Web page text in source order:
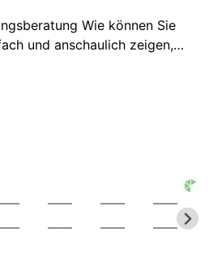
Wie können Sie
und anschaulich zeigen,
Informationen finden Sie